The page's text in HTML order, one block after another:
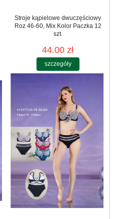
Stroje kąpielowe dwuczęściowy
Roz 46-60, Mix Kolor Paczka 12
szt.
44.00 zł
szczegóły